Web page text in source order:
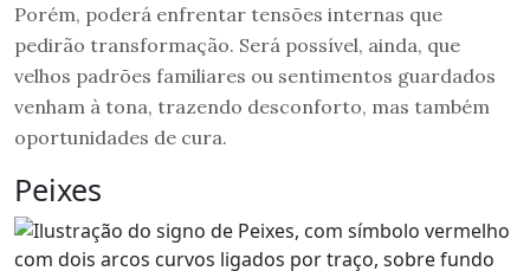
Porém, poderá enfrentar tensões internas que
pedirão transformação. Será possível, ainda, que
velhos padrões familiares ou sentimentos guardados
venham à tona, trazendo desconforto, mas também
oportunidades de cura.
Peixes